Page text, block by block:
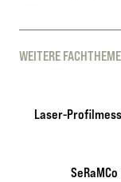
WEITERE
Laser-
SeRaMCo